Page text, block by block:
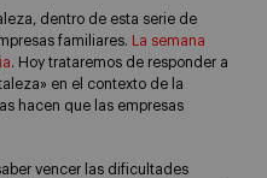
dentro de esta serie de
familiares.
La semana
. Hoy trataremos de responder a
en el contexto de la
hacen que las empresas
vencer las dificultades